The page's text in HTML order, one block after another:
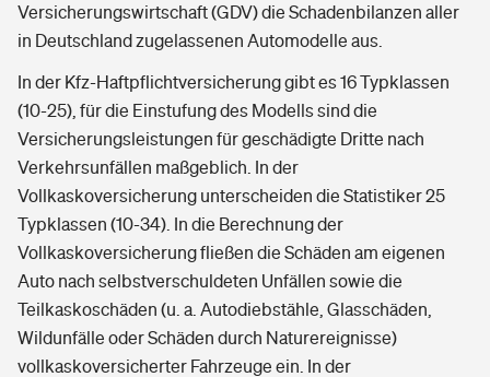
Versicherungswirtschaft (GDV) die Schadenbilanzen aller
in Deutschland zugelassenen Automodelle aus.
In der Kfz-Haftpflichtversicherung gibt es 16 Typklassen
(10-25), für die Einstufung des Modells sind die
Versicherungsleistungen für geschädigte Dritte nach
Verkehrsunfällen maßgeblich. In der
Vollkaskoversicherung unterscheiden die Statistiker 25
Typklassen (10-34). In die Berechnung der
Vollkaskoversicherung fließen die Schäden am eigenen
Auto nach selbstverschuldeten Unfällen sowie die
Teilkaskoschäden (u. a. Autodiebstähle, Glasschäden,
Wildunfälle oder Schäden durch Naturereignisse)
vollkaskoversicherter Fahrzeuge ein. In der